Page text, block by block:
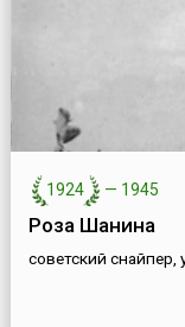
1924 — 1945
Роза Шанина
советский